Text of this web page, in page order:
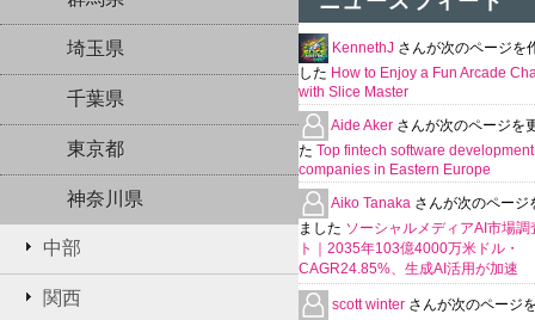
埼玉県
千葉県
東京都
神奈川県
中部
関西
KennethJ さんが次のページを
した How to Enjoy a Fun Arcade
with Slice Master
Aide Aker さんが次のページを
た Top fintech software development
companies in Eastern Europe
Aiko Tanaka さんが次のページ
ました ソーシャルメディアAI市場調
ト｜2035年103億4000万米ドル・
CAGR24.85%、生成AI活用が加速
scott winter さんが次のページ